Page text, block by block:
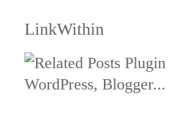
LinkWithin